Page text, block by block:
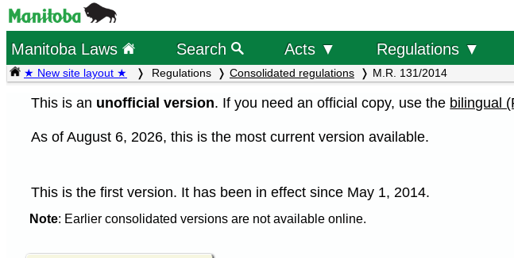
Manitoba Laws Search Acts ▼ Regulations ▼
★ New site layout ★ Regulations Consolidated regulations M.R. 131/2014
This is an unofficial version. If you need an official copy, use the bilingual
As of August 6, 2026, this is the most current version available.
This is the first version. It has been in effect since May 1, 2014.
Note: Earlier consolidated versions are not available online.